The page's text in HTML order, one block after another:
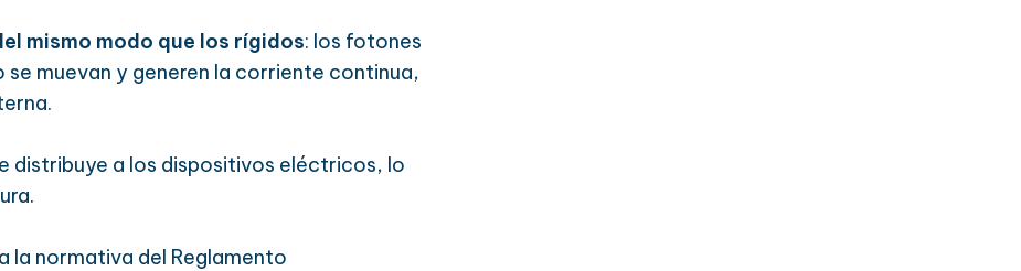
mismo modo que los rígidos: los fotones
muevan y generen la corriente continua,
distribuye a los dispositivos eléctricos, lo
la normativa del Reglamento